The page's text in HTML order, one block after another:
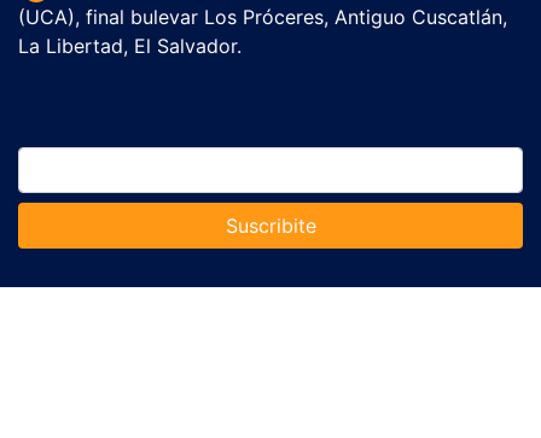
(UCA), final bulevar Los Próceres, Antiguo Cuscatlán,
La Libertad, El Salvador.
Suscribite